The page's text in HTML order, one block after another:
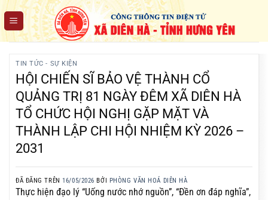
Chuyển
đến
nội
TIN TỨC - SỰ KIỆN
HỘI CHIẾN SĨ BẢO VỆ THÀNH CỔ
QUẢNG TRỊ 81 NGÀY ĐÊM XÃ DIÊN HÀ
TỔ CHỨC HỘI NGHỊ GẶP MẶT VÀ
THÀNH LẬP CHI HỘI NHIỆM KỲ 2026 –
2031
ĐÃ ĐĂNG TRÊN16/05/2026 BỞI PHÒNG VĂN HOÁ DIÊN HÀ
Thực hiện đạo lý “Uống nước nhớ nguồn”, “Đền ơn đáp nghĩa”,